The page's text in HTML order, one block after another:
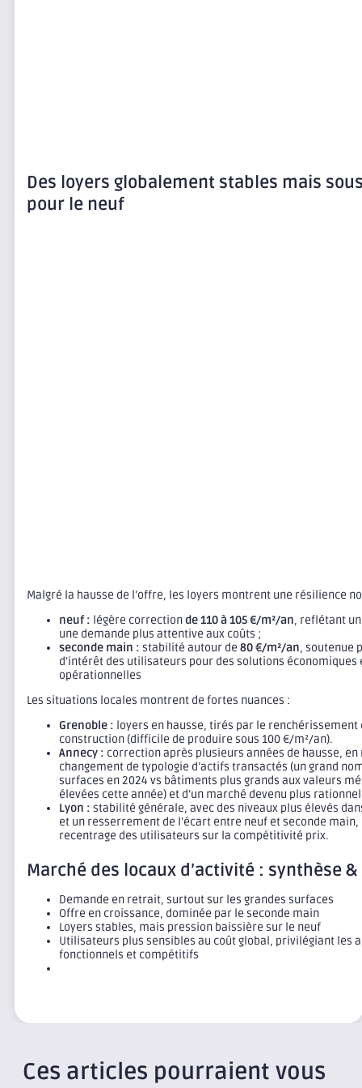
Des loyers globalement stables mais
pour le neuf
Malgré la hausse de l’offre, les loyers montrent une résilience
neuf : légère correctionde 110 à 105 €/m²/an, reflétant
une demande plus attentive aux coûts ;
seconde main : stabilité autour de 80 €/m²/an, soutenue
d’intérêt des utilisateurs pour des solutions
opérationnelles
Les situations locales montrent de fortes nuances :
Grenoble : loyers en hausse, tirés par le renchérissement
construction (difficile de produire sous 100 €/m²/an).
Annecy : correction après plusieurs années de hausse, en
changement de typologie d’actifs transactés (un grand
surfaces en 2024 vs bâtiments plus grands aux valeurs
élevées cette année) et d’un marché devenu plus
Lyon : stabilité générale, avec des niveaux plus élevés
et un resserrement de l’écart entre neuf et seconde main,
recentrage des utilisateurs sur la compétitivité prix.
Marché des locaux d’activité : synthèse
Demande en retrait, surtout sur les grandes surfaces
Offre en croissance, dominée par le seconde main
Loyers stables, mais pression baissière sur le neuf
Utilisateurs plus sensibles au coût global, privilégiant les
fonctionnels et compétitifs
Ces articles pourraient vous